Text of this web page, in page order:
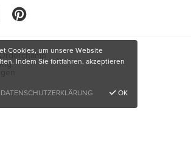
Cookies, um unsere Website
Indem Sie fortfahren, akzeptieren
DATENSCHUTZERKLÄRUNG
OK